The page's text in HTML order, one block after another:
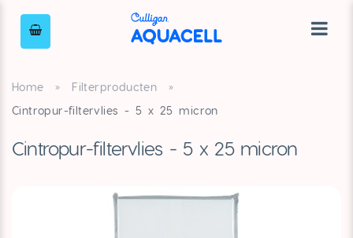
Home » Filterproducten
»
Cintropur-filtervlies - 5 x 25 micron
Cintropur-filtervlies - 5 x 25 micron